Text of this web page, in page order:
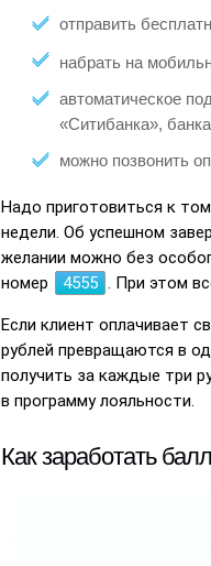
отправить
набрать на
автоматическое
«Ситибанка»,
можно позвонить
Надо приготовиться к
недели. Об успешном
желании можно без
номер
4555 . При этом
Если клиент оплачивает
рублей превращаются в
получить за каждые три
в программу лояльности.
Как заработать